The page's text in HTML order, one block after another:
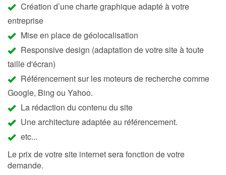
Création d’une charte graphique adapté à votre
entreprise
Mise en place de géolocalisation
Responsive design (adaptation de votre site à toute
taille d'écran)
Référencement sur les moteurs de recherche comme
Google, Bing ou Yahoo.
La rédaction du contenu du site
Une architecture adaptée au référencement.
etc...
Le prix de votre site internet sera fonction de votre
demande.